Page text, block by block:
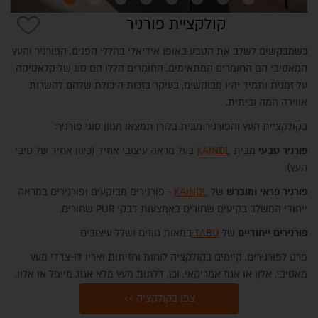
קולקציית פורניר
כשמבקשים לשלב את הטבע באופן אידיאלי בחללי הפנים, הפורניר והעץ
המאסיבי הם החומרים המתאימים. החומרים הללו הם סוג של קלאסיקה
על זמנית ותמיד יהיו מבוקשים, בעיקר בזכות היכולת שלהם להשרות
אווירה חמה וביתית.
בקולקציית העץ והפורניר מבית בלורן תמצאו מגוון סוגי פורניר:
פורניר טבעי מבית KAINDL בעל מראה עיצובי אחיד (כיוון אחיד של סיבי
העץ).
פורניר פראי ומוברש של KAINDL - פורנירים מבוקעים ופורנירים במראה
ייחודי המשלב בקיעים שחורים באמצעות דבקי PUR שחורים.
פורנירים ייחודיים של TABU במאות גוונים ושלל עיצובים
פרט לפורנירים, קיימים בקולקציה לוחות וחזיתות ואריו דו-צדדי מעץ
מאסיבי, אלון או אגוז אמריקאי. וכן, דלתות מעץ מלא אגוז, מייפל או אלון.
צפו בקולקציה >>